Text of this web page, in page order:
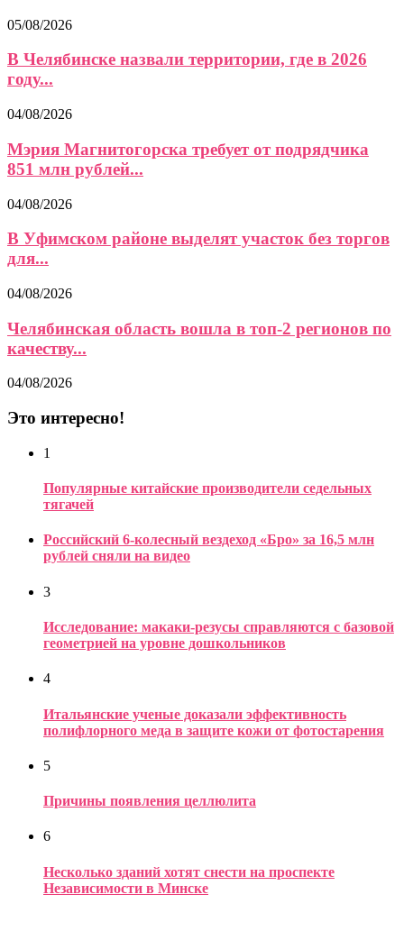
05/08/2026
В Челябинске назвали территории, где в 2026
году...
04/08/2026
Мэрия Магнитогорска требует от подрядчика
851 млн рублей...
04/08/2026
В Уфимском районе выделят участок без торгов
для...
04/08/2026
Челябинская область вошла в топ-2 регионов по
качеству...
04/08/2026
Это интересно!
1
Популярные китайские производители седельных
тягачей
Российский 6-колесный вездеход «Бро» за 16,5 млн
рублей сняли на видео
3
Исследование: макаки-резусы справляются с базовой
геометрией на уровне дошкольников
4
Итальянские ученые доказали эффективность
полифлорного меда в защите кожи от фотостарения
5
Причины появления целлюлита
6
Несколько зданий хотят снести на проспекте
Независимости в Минске